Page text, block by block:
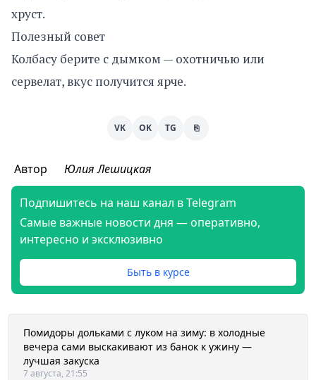
хруст.
Полезный совет
Колбасу берите с дымком — охотничью или
сервелат, вкус получится ярче.
VK OK TG ⎘
Автор Юлия Лешицкая
Подпишитесь на наш канал в Telegram
Самые важные новости дня — оперативно,
интересно и эксклюзивно
Быть в курсе
Помидоры дольками с луком на зиму: в холодные
вечера сами выскакивают из банок к ужину —
лучшая закуска
7 августа, 21:55